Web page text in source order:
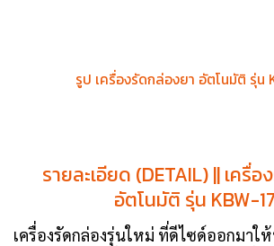
รูป เครื่องรัดกล่องยา อัตโนมัติ รุ่น
รายละเอียด (DETAIL) || เครื่
อัตโนมัติ รุ่น KBW-
เครื่องรัดกล่องรุ่นใหม่ ที่ดีไซด์ออกมาใ